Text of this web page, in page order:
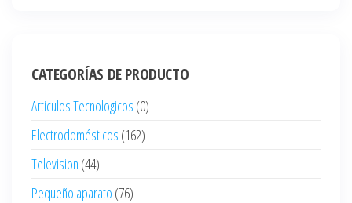
CATEGORÍAS DE PRODUCTO
Articulos Tecnologicos (0)
Electrodomésticos (162)
Television (44)
Pequeño aparato (76)